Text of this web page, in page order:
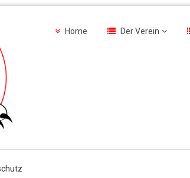
Home Der Verein